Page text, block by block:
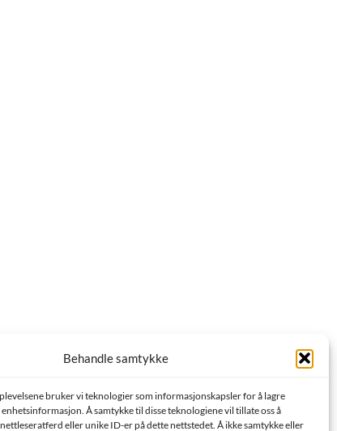
Behandle samtykke
bruker vi teknologier som informasjonskapsler for å lagre
Å samtykke til disse teknologiene vil tillate oss å
eller unike ID-er på dette nettstedet. Å ikke samtykke eller